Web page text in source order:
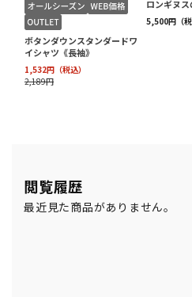
閲覧履歴
最近見た商品がありません。